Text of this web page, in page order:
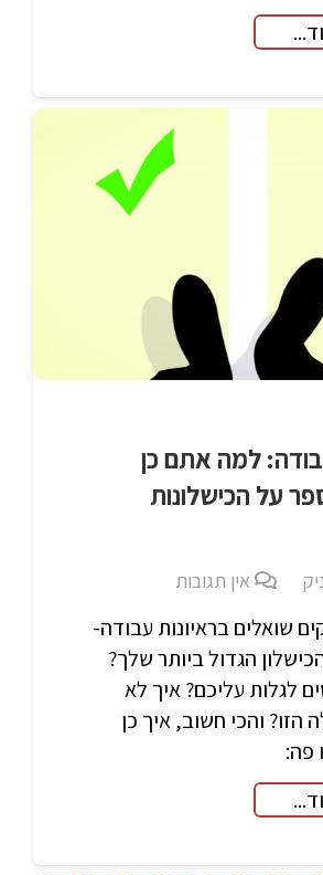
למה אתם כן
על הכישלונות
אין תגובות
שואלים בראיונות עבודה-
הגדול ביותר שלך?
לגלות עליכם? איך לא
הזו? והכי חשוב, איך כן
פה: